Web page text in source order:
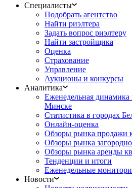
Специалисты
Подобрать агентство
Найти риэлтера
Задать вопрос риэлтеру
Найти застройщика
Оценка
Страхование
Управление
Аукционы и конкурсы
Аналитика
Еженедельная
Минске
Статистика в городах
Онлайн-оценка
Обзоры рынка продажи
Обзоры рынка
Обзоры рынка аренды
Тенденции и итоги
Еженедельные
Новости